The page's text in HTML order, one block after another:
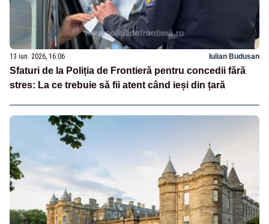
13 iun. 2026, 16:06 Iulian Budusan
Sfaturi de la Poliția de Frontieră pentru concedii fără
stres: La ce trebuie să fii atent când ieși din țară